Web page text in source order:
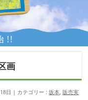
画
日 カテゴリー :坂本,販売実